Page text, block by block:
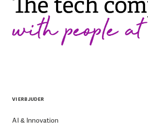
VI ERBJUDER
AI & Innovation